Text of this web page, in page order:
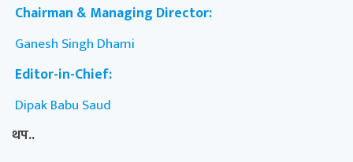
Chairman & Managing Director:
Ganesh Singh Dhami
Editor-in-Chief:
Dipak Babu Saud
थप..